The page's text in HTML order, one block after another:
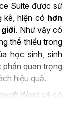
Suite được sử
kê, hiện có hơn
. Như vậy có
thể thiếu trong
học sinh, sinh
quan trọng
hiệu quả.
Word và có